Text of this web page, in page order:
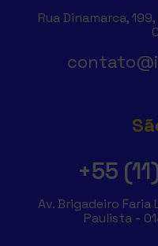
Rua Dinamarca,
+55
Av. Brigadeiro Faria
Paulista -